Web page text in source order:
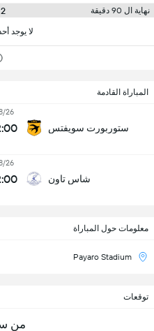
نهاية ال 90 دقيقة
2 - 1
لا يوجد
المباراة القادمة
ستوربورت سويفتس
26
شاس تاون
26
معلومات حول المباراة
Payaro Stadium
توقعات
من